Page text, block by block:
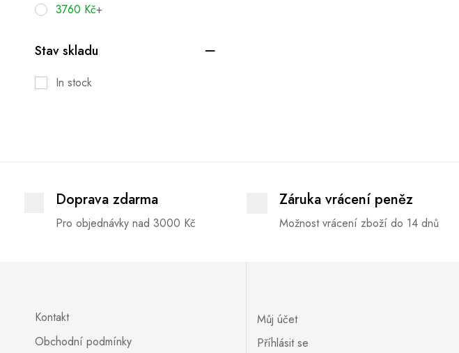
3760 Kč+
Stav skladu
In stock
Doprava zdarma
Pro objednávky nad 3000 Kč
Záruka vrácení peněz
Možnost vrácení zboží do 14 dnů
Kontakt
Obchodní podmínky
Můj účet
Příhlásit se